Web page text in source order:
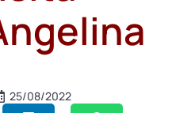
25/08/2022